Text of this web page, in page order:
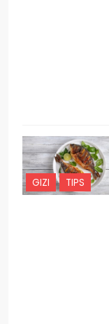
GIZI TIPS